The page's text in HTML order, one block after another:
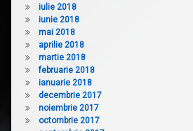
iulie 2018
iunie 2018
mai 2018
aprilie 2018
martie 2018
februarie 2018
ianuarie 2018
decembrie 2017
noiembrie 2017
octombrie 2017